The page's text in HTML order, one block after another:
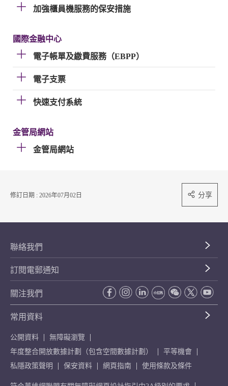
加強櫃員機服務的保安措施
國際金融中心
電子帳單及繳費服務（EBPP）
電子支票
快速支付系統
金管局網站
金管局網站
修訂日期 : 2026年07月02日 分享
聯絡我們
訂閱電郵通知
關注我們
常用資料
公開資料
無障礙瀏覽
年度整合開放數據計劃（包含空間數據計劃）
平等機會
私隱政策聲明
保安資料 網頁指南 使用條款及條件